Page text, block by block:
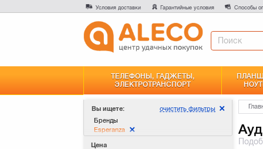
Условия доставки Гарантийные условия Способы
ТЕЛЕФОНЫ, ГАДЖЕТЫ,
ЭЛЕКТРОТРАНСПОРТ
Вы ищете:
Бренды
Esperanza
очистить фильтры
Цена